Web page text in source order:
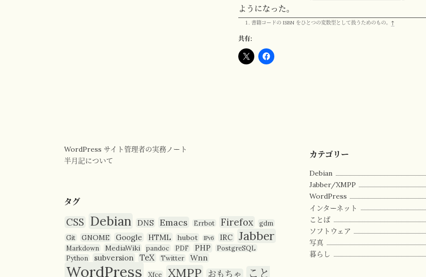
ようになった。
書籍コードの ISBN をひとつの変数型として扱うためのもの。 ↑
共有:
WordPress サイト管理者の実務ノート
半月記について
タグ
CSS Debian DNS Emacs Errbot Firefox
gdm
Git
GNOME Google HTML hubot IPv6 IRC Jabber
Markdown MediaWiki pandoc PDF PHP
PostgreSQL
Python
subversion TeX Twitter Wnn
WordPress Xfce XMPP おもちゃ こと
カテゴリー
Debian
Jabber/XMPP
WordPress
インターネット
ことば
ソフトウェア
写真
暮らし